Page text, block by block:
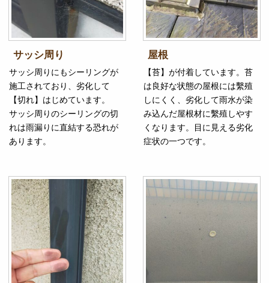
サッシ周り
サッシ周りにもシーリングが
施工されており、劣化して
【切れ】はじめています。
サッシ周りのシーリングの切
れは雨漏りに直結する恐れが
あります。
屋根
【苔】が付着しています。苔
は良好な状態の屋根には繫殖
しにくく、劣化して雨水が染
み込んだ屋根材に繫殖しやす
くなります。目に見える劣化
症状の一つです。